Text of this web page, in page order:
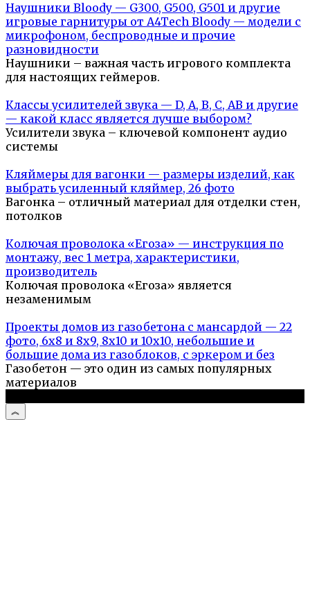
Наушники Bloody — G300, G500, G501 и другие
игровые гарнитуры от A4Tech Bloody — модели с
микрофоном, беспроводные и прочие
разновидности
Наушники – важная часть игрового комплекта
для настоящих геймеров.
Классы усилителей звука — D, A, B, C, AB и другие
— какой класс является лучше выбором?
Усилители звука – ключевой компонент аудио
системы
Кляймеры для вагонки — размеры изделий, как
выбрать усиленный кляймер, 26 фото
Вагонка – отличный материал для отделки стен,
потолков
Колючая проволока «Егоза» — инструкция по
монтажу, вес 1 метра, характеристики,
производитель
Колючая проволока «Егоза» является
незаменимым
Проекты домов из газобетона с мансардой — 22
фото, 6х8 и 8х9, 8х10 и 10х10, небольшие и
большие дома из газоблоков, с эркером и без
Газобетон — это один из самых популярных
материалов